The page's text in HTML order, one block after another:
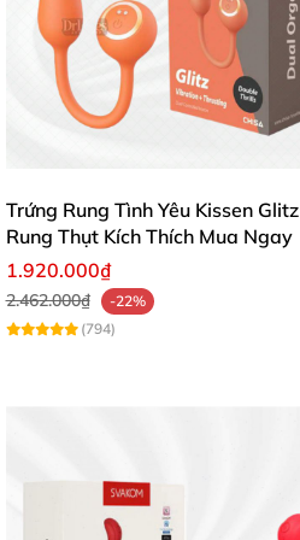
Trứng Rung Tình Yêu Kissen Glitz
Rung Thụt Kích Thích Mua Ngay
1.920.000₫
2.462.000₫
-22%
(794)